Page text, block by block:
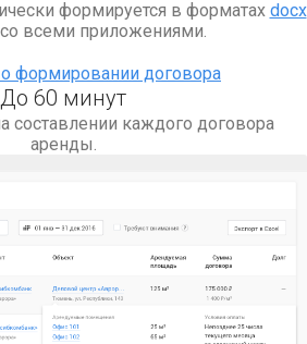
формируется в форматах docx
всеми приложениями.
формировании договора
До 60 минут
составлении каждого договора
аренды.